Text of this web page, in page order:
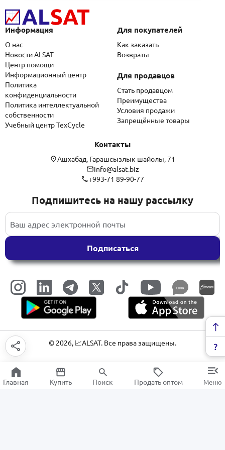
Информация
О нас
Новости ALSAT
Центр помощи
Информационный центр
Политика
конфиденциальности
Политика интеллектуальной
собственности
Учебный центр TexCycle
Для покупателей
Как заказать
Возвраты
Для продавцов
Стать продавцом
Преимущества
Условия продажи
Запрещённые товары
Контакты
Ашхабад, Гарашсызлык шайолы, 71
info@alsat.biz
+993-71 89-90-77
Подпишитесь на нашу рассылку
Подписаться
LINK
© 2026, 📈ALSAT. Все права защищены.
Главная Купить Поиск Продать оптом Меню